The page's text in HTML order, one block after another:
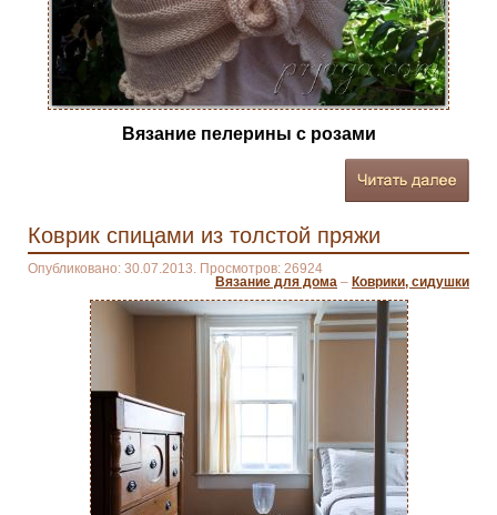
Вязание пелерины с розами
Коврик спицами из толстой пряжи
Опубликовано: 30.07.2013. Просмотров: 26924
Вязание для дома – Коврики, сидушки